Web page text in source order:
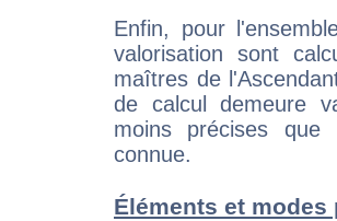
Enfin, pour
valorisation sont
maîtres de
de calcul demeure
moins précises que
connue.
Éléments et